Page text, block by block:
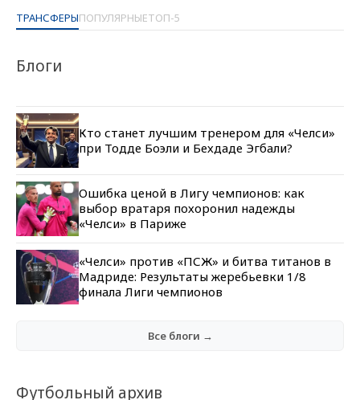
ТРАНСФЕРЫПОПУЛЯРНЫЕТОП-5
Блоги
Кто станет лучшим тренером для «Челси»
при Тодде Боэли и Бехдаде Эгбали?
Ошибка ценой в Лигу чемпионов: как
выбор вратаря похоронил надежды
«Челси» в Париже
«Челси» против «ПСЖ» и битва титанов в
Мадриде: Результаты жеребьевки 1/8
финала Лиги чемпионов
Все блоги →
Футбольный архив